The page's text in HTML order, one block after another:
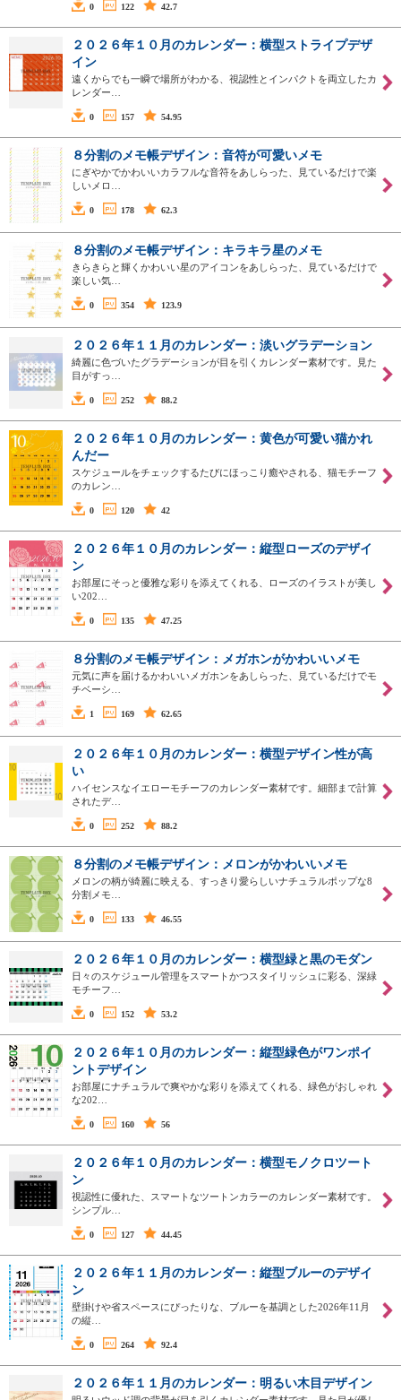
0 122 42.7
２０２６年１０月のカレンダー：横型ストライプデザ
イン
遠くからでも一瞬で場所がわかる、視認性とインパクトを両立したカ
レンダー…
0 157 54.95
８分割のメモ帳デザイン：音符が可愛いメモ
にぎやかでかわいいカラフルな音符をあしらった、見ているだけで楽
しいメロ…
0 178 62.3
８分割のメモ帳デザイン：キラキラ星のメモ
きらきらと輝くかわいい星のアイコンをあしらった、見ているだけで
楽しい気…
0 354 123.9
２０２６年１１月のカレンダー：淡いグラデーション
綺麗に色づいたグラデーションが目を引くカレンダー素材です。見た
目がすっ…
0 252 88.2
２０２６年１０月のカレンダー：黄色が可愛い猫かれ
んだー
スケジュールをチェックするたびにほっこり癒やされる、猫モチーフ
のカレン…
0 120 42
２０２６年１０月のカレンダー：縦型ローズのデザイ
ン
お部屋にそっと優雅な彩りを添えてくれる、ローズのイラストが美し
い202…
0 135 47.25
８分割のメモ帳デザイン：メガホンがかわいいメモ
元気に声を届けるかわいいメガホンをあしらった、見ているだけでモ
チベーシ…
1 169 62.65
２０２６年１０月のカレンダー：横型デザイン性が高
い
ハイセンスなイエローモチーフのカレンダー素材です。細部まで計算
されたデ…
0 252 88.2
８分割のメモ帳デザイン：メロンがかわいいメモ
メロンの柄が綺麗に映える、すっきり愛らしいナチュラルポップな8
分割メモ…
0 133 46.55
２０２６年１０月のカレンダー：横型緑と黒のモダン
日々のスケジュール管理をスマートかつスタイリッシュに彩る、深緑
モチーフ…
0 152 53.2
２０２６年１０月のカレンダー：縦型緑色がワンポイ
ントデザイン
お部屋にナチュラルで爽やかな彩りを添えてくれる、緑色がおしゃれ
な202…
0 160 56
２０２６年１０月のカレンダー：横型モノクロツート
ン
視認性に優れた、スマートなツートンカラーのカレンダー素材です。
シンプル…
0 127 44.45
２０２６年１１月のカレンダー：縦型ブルーのデザイ
ン
壁掛けや省スペースにぴったりな、ブルーを基調とした2026年11月
の縦…
0 264 92.4
２０２６年１１月のカレンダー：明るい木目デザイン